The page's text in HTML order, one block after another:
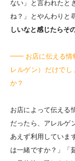
ない」と言われたと
ね？」とやんわりと
しいなと感じたらそ
━━ お店に伝える情
レルゲン）だけで
か？
お店によって伝える
だったら、アレルゲ
あえず利用していま
は一緒ですか？」「